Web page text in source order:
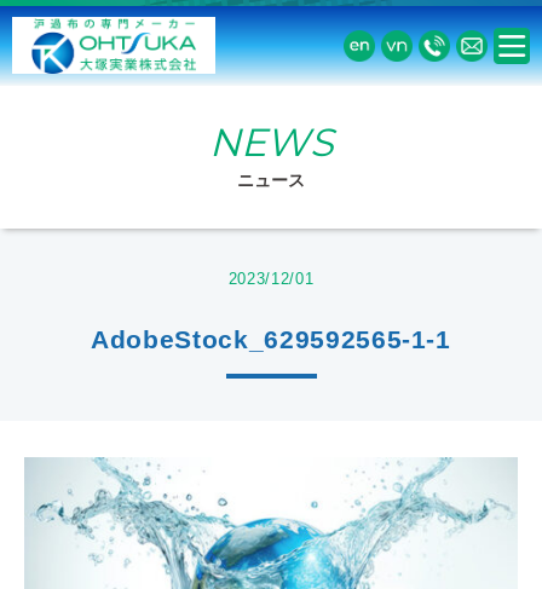
NEWS
ニュース
2023/12/01
AdobeStock_629592565-1-1